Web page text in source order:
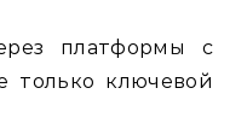
платформы с
только ключевой